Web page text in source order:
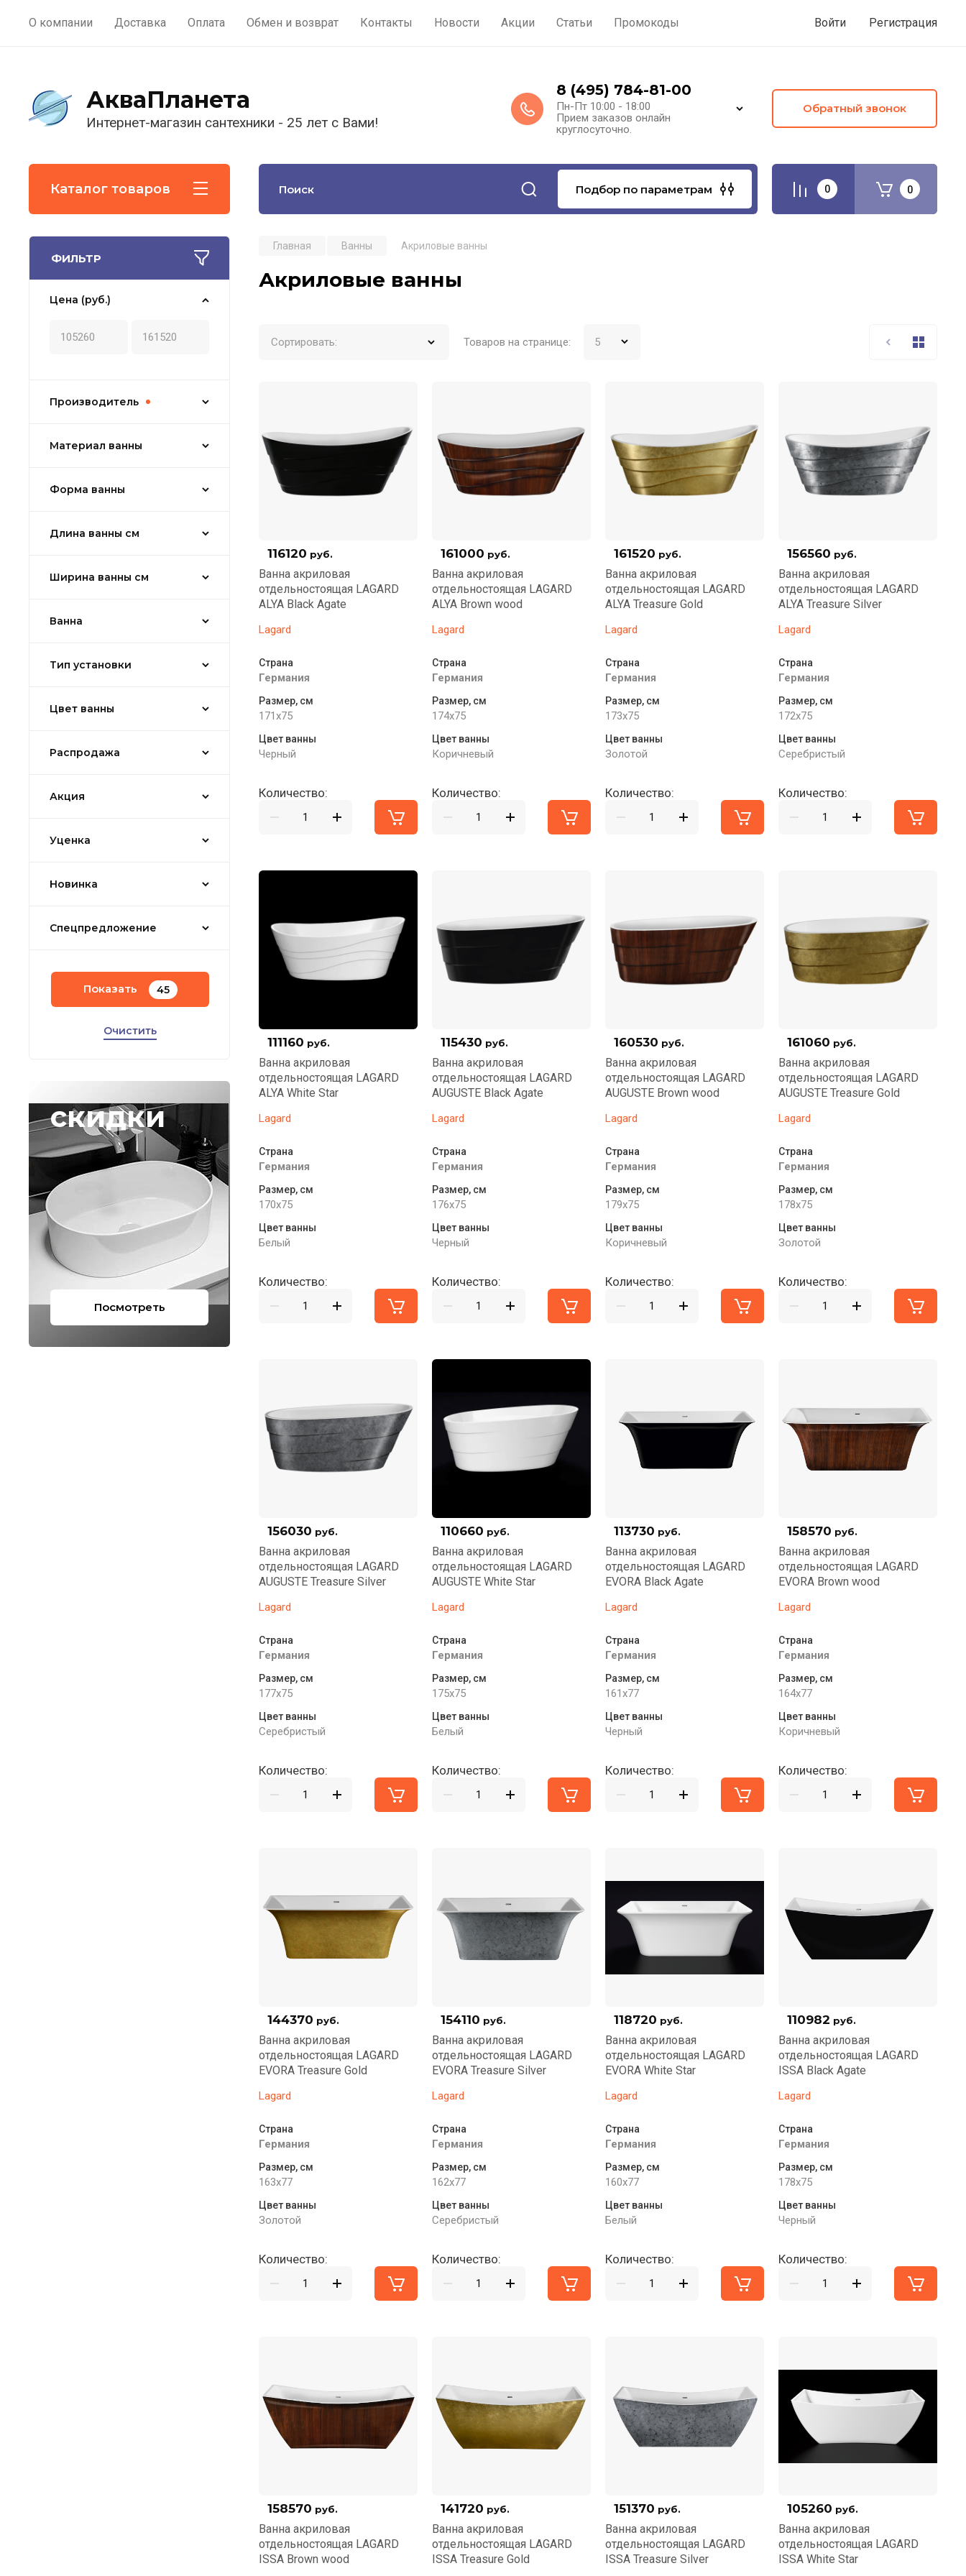
О компании Доставка Оплата Обмен и возврат Контакты Новости Акции Статьи Промокоды Войти Регистрация
АкваПланета
Интернет-магазин сантехники - 25 лет с Вами!
8 (495) 784-81-00
Пн-Пт 10:00 - 18:00
Прием заказов онлайн
круглосуточно.
Обратный звонок
Каталог товаров Подбор по параметрам 0 0
ФИЛЬТР
Цена (руб.)
Производитель
Материал ванны
Форма ванны
Длина ванны см
Ширина ванны см
Ванна
Тип установки
Цвет ванны
Распродажа
Акция
Уценка
Новинка
Спецпредложение
Показать 45
Очистить
скидки
Посмотреть
Главная Ванны Акриловые ванны
Акриловые ванны
Сортировать: Товаров на странице:
116120 руб.
Ванна акриловая
отдельностоящая LAGARD
ALYA Black Agate
Lagard
Страна
Германия
Размер, см
171x75
Цвет ванны
Черный
Количество:
161000 руб.
Ванна акриловая
отдельностоящая LAGARD
ALYA Brown wood
Lagard
Страна
Германия
Размер, см
174x75
Цвет ванны
Коричневый
Количество:
161520 руб.
Ванна акриловая
отдельностоящая LAGARD
ALYA Treasure Gold
Lagard
Страна
Германия
Размер, см
173x75
Цвет ванны
Золотой
Количество:
156560 руб.
Ванна акриловая
отдельностоящая LAGARD
ALYA Treasure Silver
Lagard
Страна
Германия
Размер, см
172x75
Цвет ванны
Серебристый
Количество:
111160 руб.
Ванна акриловая
отдельностоящая LAGARD
ALYA White Star
Lagard
Страна
Германия
Размер, см
170x75
Цвет ванны
Белый
Количество:
115430 руб.
Ванна акриловая
отдельностоящая LAGARD
AUGUSTE Black Agate
Lagard
Страна
Германия
Размер, см
176x75
Цвет ванны
Черный
Количество:
160530 руб.
Ванна акриловая
отдельностоящая LAGARD
AUGUSTE Brown wood
Lagard
Страна
Германия
Размер, см
179x75
Цвет ванны
Коричневый
Количество:
161060 руб.
Ванна акриловая
отдельностоящая LAGARD
AUGUSTE Treasure Gold
Lagard
Страна
Германия
Размер, см
178x75
Цвет ванны
Золотой
Количество:
156030 руб.
Ванна акриловая
отдельностоящая LAGARD
AUGUSTE Treasure Silver
Lagard
Страна
Германия
Размер, см
177x75
Цвет ванны
Серебристый
Количество:
110660 руб.
Ванна акриловая
отдельностоящая LAGARD
AUGUSTE White Star
Lagard
Страна
Германия
Размер, см
175x75
Цвет ванны
Белый
Количество:
113730 руб.
Ванна акриловая
отдельностоящая LAGARD
EVORA Black Agate
Lagard
Страна
Германия
Размер, см
161x77
Цвет ванны
Черный
Количество:
158570 руб.
Ванна акриловая
отдельностоящая LAGARD
EVORA Brown wood
Lagard
Страна
Германия
Размер, см
164x77
Цвет ванны
Коричневый
Количество:
144370 руб.
Ванна акриловая
отдельностоящая LAGARD
EVORA Treasure Gold
Lagard
Страна
Германия
Размер, см
163x77
Цвет ванны
Золотой
Количество:
154110 руб.
Ванна акриловая
отдельностоящая LAGARD
EVORA Treasure Silver
Lagard
Страна
Германия
Размер, см
162x77
Цвет ванны
Серебристый
Количество:
118720 руб.
Ванна акриловая
отдельностоящая LAGARD
EVORA White Star
Lagard
Страна
Германия
Размер, см
160x77
Цвет ванны
Белый
Количество:
110982 руб.
Ванна акриловая
отдельностоящая LAGARD
ISSA Black Agate
Lagard
Страна
Германия
Размер, см
178x75
Цвет ванны
Черный
Количество:
158570 руб.
Ванна акриловая
отдельностоящая LAGARD
ISSA Brown wood
141720 руб.
Ванна акриловая
отдельностоящая LAGARD
ISSA Treasure Gold
151370 руб.
Ванна акриловая
отдельностоящая LAGARD
ISSA Treasure Silver
105260 руб.
Ванна акриловая
отдельностоящая LAGARD
ISSA White Star